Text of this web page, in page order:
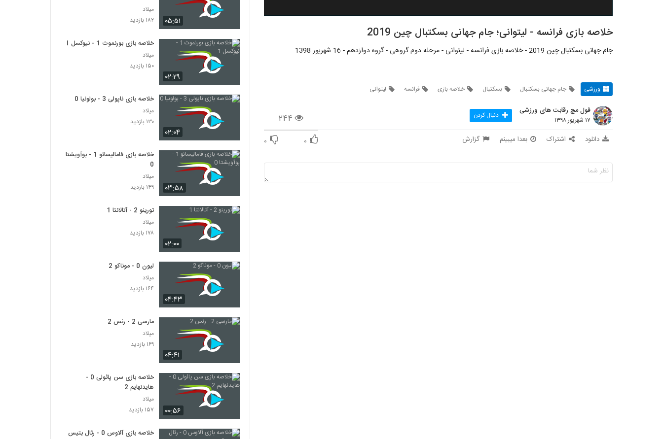
خلاصه بازی فرانسه - لیتوانی؛ جام جهانی بسکتبال چین 2019
جام جهانی بسکتبال چین 2019 - خلاصه بازی فرانسه - لیتوانی - مرحله دوم گروهی - گروه دوازدهم - 16 شهریور 1398
ورزشی جام جهانی بسکتبال بسکتبال خلاصه بازی فرانسه لیتوانی
۲۴۴
فول مچ رقابت های ورزشی
۱۷ شهریور ۱۳۹۸ دنبال کردن
دانلود اشتراک بعدا میبینم گزارش ۰ ۰
۰۵:۵۱
میلاد
۱۸۲ بازدید
۰۲:۲۹
خلاصه بازی بورنموث 1 - نیوکسل 1
میلاد
۱۵۰ بازدید
۰۲:۰۴
خلاصه بازی ناپولی 3 - بولونیا 0
میلاد
۱۳۰ بازدید
۰۳:۵۸
خلاصه بازی فامالیسائو 1 - بوآویشتا
0
میلاد
۱۴۹ بازدید
۰۲:۰۰
تورینو 2 - آتالانتا 1
میلاد
۱۷۸ بازدید
۰۴:۴۳
لیون 0 - موناکو 2
میلاد
۱۶۴ بازدید
۰۴:۴۱
مارسی 2 - رنس 2
میلاد
۱۶۹ بازدید
۰۰:۵۶
خلاصه بازی سن پائولی 0 -
هایدنهایم 2
میلاد
۱۵۷ بازدید
خلاصه بازی آلاوس 0 - رئال بتیس 0